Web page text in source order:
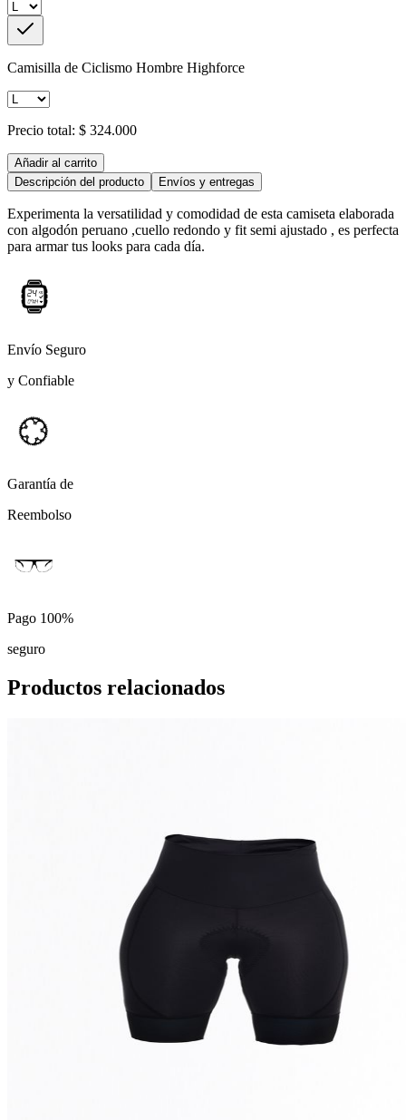
Camisilla de Ciclismo Hombre Highforce
Precio total: $ 324.000
Añadir al carrito
Descripción del producto
Envíos y entregas
Experimenta la versatilidad y comodidad de esta camiseta elaborada
con algodón peruano ,cuello redondo y fit semi ajustado , es perfecta
para armar tus looks para cada día.
Envío Seguro
y Confiable
Garantía de
Reembolso
Pago 100%
seguro
Productos relacionados